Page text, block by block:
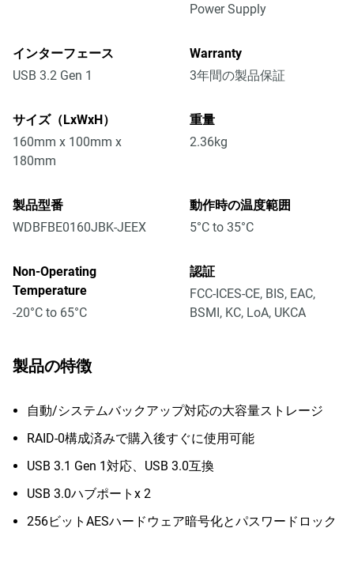
Power Supply
インターフェース
USB 3.2 Gen 1
Warranty
3年間の製品保証
サイズ（LxWxH）
160mm x 100mm x
180mm
重量
2.36kg
製品型番
WDBFBE0160JBK-JEEX
動作時の温度範囲
5°C to 35°C
Non-Operating
Temperature
-20°C to 65°C
認証
FCC-ICES-CE, BIS, EAC,
BSMI, KC, LoA, UKCA
製品の特徴
自動/システムバックアップ対応の大容量ストレージ
RAID-0構成済みで購入後すぐに使用可能
USB 3.1 Gen 1対応、USB 3.0互換
USB 3.0ハブポートx 2
256ビットAESハードウェア暗号化とパスワードロック